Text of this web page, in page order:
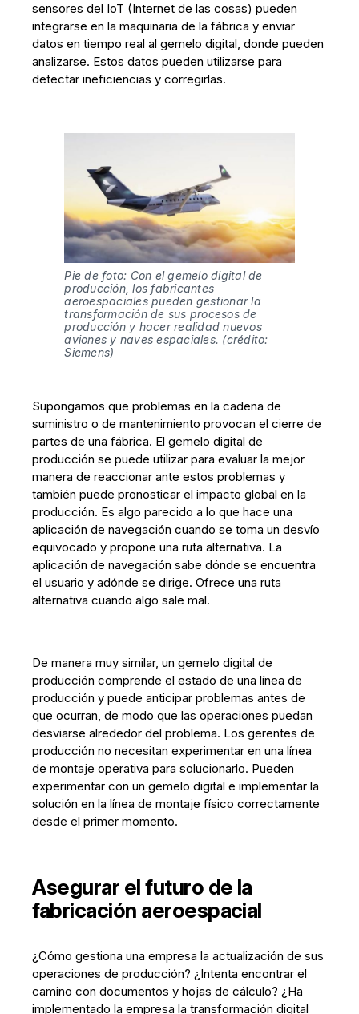
sensores del IoT (Internet de las cosas) pueden
integrarse en la maquinaria de la fábrica y enviar
datos en tiempo real al gemelo digital, donde pueden
analizarse. Estos datos pueden utilizarse para
detectar ineficiencias y corregirlas.
Pie de foto: Con el gemelo digital de
producción, los fabricantes
aeroespaciales pueden gestionar la
transformación de sus procesos de
producción y hacer realidad nuevos
aviones y naves espaciales. (crédito:
Siemens)
Supongamos que problemas en la cadena de
suministro o de mantenimiento provocan el cierre de
partes de una fábrica. El gemelo digital de
producción se puede utilizar para evaluar la mejor
manera de reaccionar ante estos problemas y
también puede pronosticar el impacto global en la
producción. Es algo parecido a lo que hace una
aplicación de navegación cuando se toma un desvío
equivocado y propone una ruta alternativa. La
aplicación de navegación sabe dónde se encuentra
el usuario y adónde se dirige. Ofrece una ruta
alternativa cuando algo sale mal.
De manera muy similar, un gemelo digital de
producción comprende el estado de una línea de
producción y puede anticipar problemas antes de
que ocurran, de modo que las operaciones puedan
desviarse alrededor del problema. Los gerentes de
producción no necesitan experimentar en una línea
de montaje operativa para solucionarlo. Pueden
experimentar con un gemelo digital e implementar la
solución en la línea de montaje físico correctamente
desde el primer momento.
Asegurar el futuro de la
fabricación aeroespacial
¿Cómo gestiona una empresa la actualización de sus
operaciones de producción? ¿Intenta encontrar el
camino con documentos y hojas de cálculo? ¿Ha
implementado la empresa la transformación digital